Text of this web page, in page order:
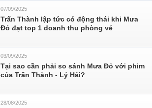
07/09/2025
Trấn Thành lập tức có động thái khi Mưa
Đỏ đạt top 1 doanh thu phòng vé
03/09/2025
Tại sao cần phải so sánh Mưa Đỏ với phim
của Trấn Thành - Lý Hải?
28/08/2025